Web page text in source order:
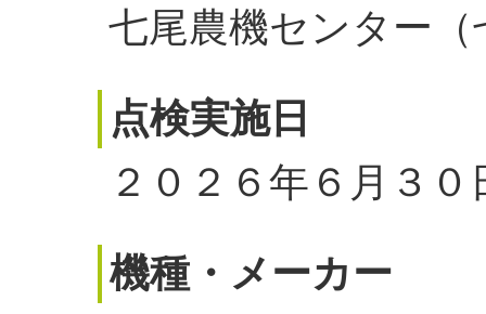
七尾農機センター（
点検実施日
２０２６年６月３０
機種・メーカー